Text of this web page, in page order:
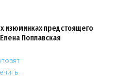
изюминках предстоящего
Поплавская